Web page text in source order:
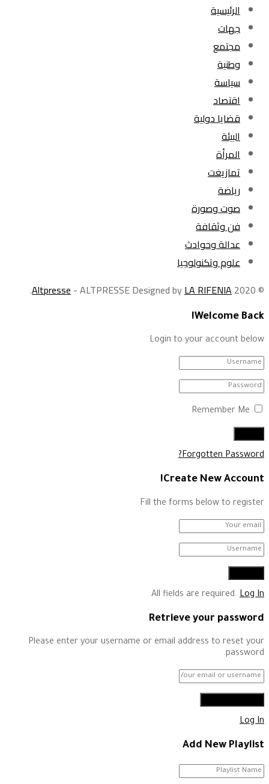
الرئيسية
جهات
مجتمع
وطنية
سياسة
اقتصاد
قضايا دولية
البيئة
المرأة
تمازيغت
رياضة
صوت وصورة
فن وثقافة
عدالة وحوادث
علوم وتكنولوجيا
© 2020
Altpresse- ALTPRESSE Designed byLA RIFENIA
.
Welcome Back!
Login to your account below
Remember Me
Forgotten Password?
Create New Account!
Fill the forms below to register
All fields are required. Log In
Retrieve your password
Please enter your username or email address to reset your
password.
Log In
Add New Playlist